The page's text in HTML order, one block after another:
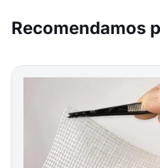
Recomendamos